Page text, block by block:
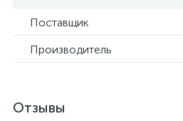
Поставщик
Производитель
Отзывы